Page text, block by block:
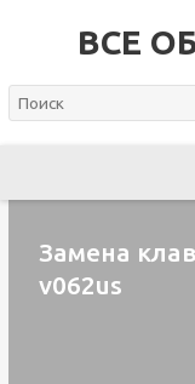
ВСЕ
Замена
v062us